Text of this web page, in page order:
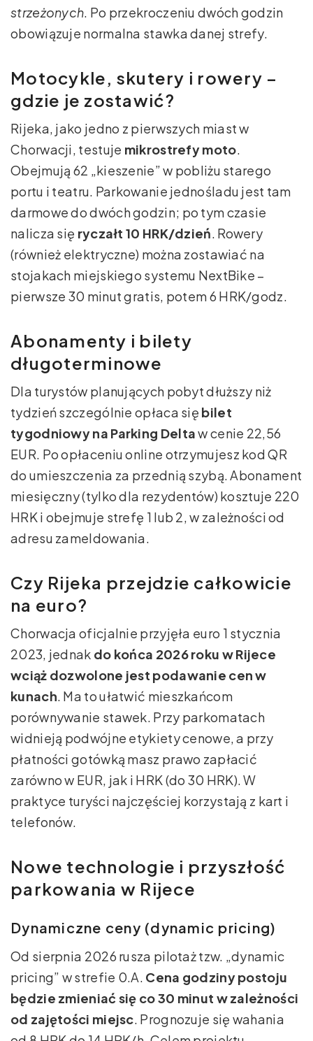
strzeżonych. Po przekroczeniu dwóch godzin
obowiązuje normalna stawka danej strefy.
Motocykle, skutery i rowery –
gdzie je zostawić?
Rijeka, jako jedno z pierwszych miast w
Chorwacji, testuje mikrostrefy moto.
Obejmują 62 „kieszenie” w pobliżu starego
portu i teatru. Parkowanie jednośladu jest tam
darmowe do dwóch godzin; po tym czasie
nalicza się ryczałt 10 HRK/dzień. Rowery
(również elektryczne) można zostawiać na
stojakach miejskiego systemu NextBike –
pierwsze 30 minut gratis, potem 6 HRK/godz.
Abonamenty i bilety
długoterminowe
Dla turystów planujących pobyt dłuższy niż
tydzień szczególnie opłaca się bilet
tygodniowy na Parking Deltaw cenie 22,56
EUR. Po opłaceniu online otrzymujesz kod QR
do umieszczenia za przednią szybą. Abonament
miesięczny (tylko dla rezydentów) kosztuje 220
HRK i obejmuje strefę 1 lub 2, w zależności od
adresu zameldowania.
Czy Rijeka przejdzie całkowicie
na euro?
Chorwacja oficjalnie przyjęła euro 1 stycznia
2023, jednak do końca 2026 roku w Rijece
wciąż dozwolone jest podawanie cen w
kunach. Ma to ułatwić mieszkańcom
porównywanie stawek. Przy parkomatach
widnieją podwójne etykiety cenowe, a przy
płatności gotówką masz prawo zapłacić
zarówno w EUR, jak i HRK (do 30 HRK). W
praktyce turyści najczęściej korzystają z kart i
telefonów.
Nowe technologie i przyszłość
parkowania w Rijece
Dynamiczne ceny (dynamic pricing)
Od sierpnia 2026 rusza pilotaż tzw. „dynamic
pricing” w strefie 0.A. Cena godziny postoju
będzie zmieniać się co 30 minut w zależności
od zajętości miejsc. Prognozuje się wahania